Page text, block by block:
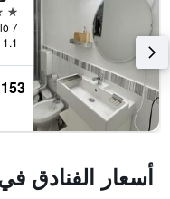
3 نجوم
1.1 كيلومتر عن وسط المدينة
153 ﷼
أسعار الفنادق